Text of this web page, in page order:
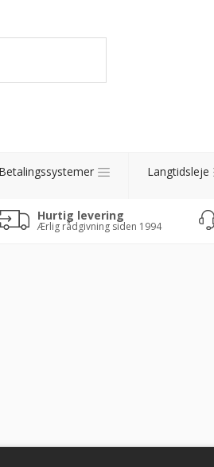
Betalingssystemer Langtidsleje
Hurtig levering
Ærlig rådgivning siden 1994